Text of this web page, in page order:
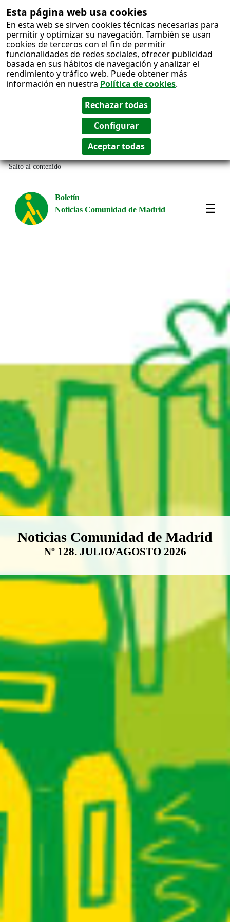
Esta página web usa cookies
En esta web se sirven cookies técnicas necesarias para
permitir y optimizar su navegación. También se usan
cookies de terceros con el fin de permitir
funcionalidades de redes sociales, ofrecer publicidad
basada en sus hábitos de navegación y analizar el
rendimiento y tráfico web. Puede obtener más
información en nuestra Política de cookies.
Salto al contenido
Boletín
Noticias Comunidad de Madrid
Boletín Noticias Comunidad de
Noticias Comunidad de Madrid
Nº 128. JULIO/AGOSTO 2026